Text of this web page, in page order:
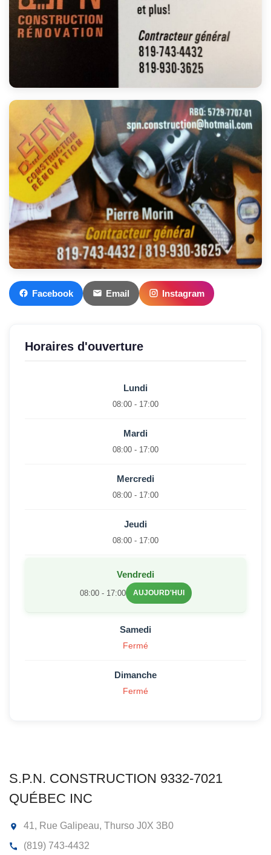
Facebook Email Instagram
Horaires d'ouverture
Lundi
08:00 - 17:00
Mardi
08:00 - 17:00
Mercredi
08:00 - 17:00
Jeudi
08:00 - 17:00
Vendredi
08:00 - 17:00 AUJOURD'HUI
Samedi
Fermé
Dimanche
Fermé